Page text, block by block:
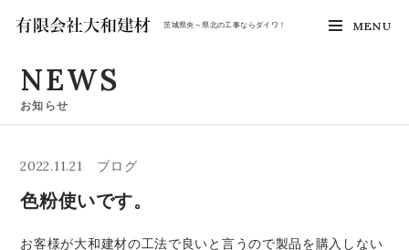
茨城県央～県北の工事ならダイワ！ MENU
NEWS
お知らせ
2022.11.21 ブログ
色粉使いです。
お客様が大和建材の工法で良いと言うので製品を購入しない